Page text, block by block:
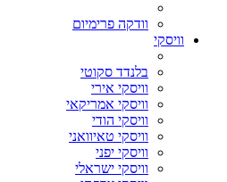
וודקה פרימיום
וויסקי
בלנדד סקוטי
וויסקי אירי
וויסקי אמריקאי
וויסקי הודי
וויסקי טאיוואני
וויסקי יפני
וויסקי ישראלי